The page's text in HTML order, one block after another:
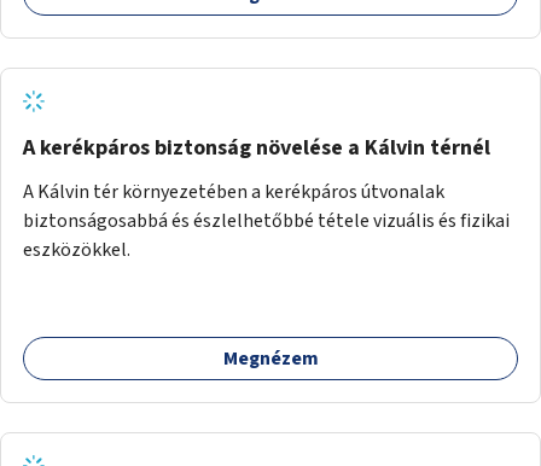
A kerékpáros biztonság növelése a Kálvin térnél
A Kálvin tér környezetében a kerékpáros útvonalak
biztonságosabbá és észlelhetőbbé tétele vizuális és fizikai
eszközökkel.
Megnézem